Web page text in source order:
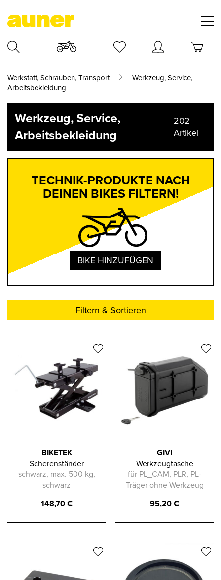
Werkstatt, Schrauben, Transport
Werkzeug, Service,
Arbeitsbekleidung
Werkzeug, Service,
Arbeitsbekleidung
202
Artikel
TECHNIK-PRODUKTE NACH
DEINEN BIKES FILTERN!
BIKE HINZUFÜGEN
Filtern & Sortieren
BIKETEK
Scherenständer
schwarz, max. 500 kg,
schwarz
148,70€
GIVI
Werkzeugtasche
für PL_CAM, PLR, PL-
Träger ohne Werkzeug
95,20€